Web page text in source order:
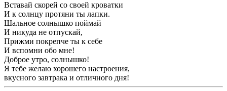
Вставай скорей со своей кроватки
И к солнцу протяни ты лапки.
Шальное солнышко поймай
И никуда не отпускай,
Прижми покрепче ты к себе
И вспомни обо мне!
Доброе утро, солнышко!
Я тебе желаю хорошего настроения,
вкусного завтрака и отличного дня!